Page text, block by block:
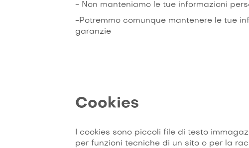
- Non manteniamo le tue informazioni
-Potremmo comunque mantenere le tue
garanzie
Cookies
I cookies sono piccoli file di testo
per funzioni tecniche di un sito o per la